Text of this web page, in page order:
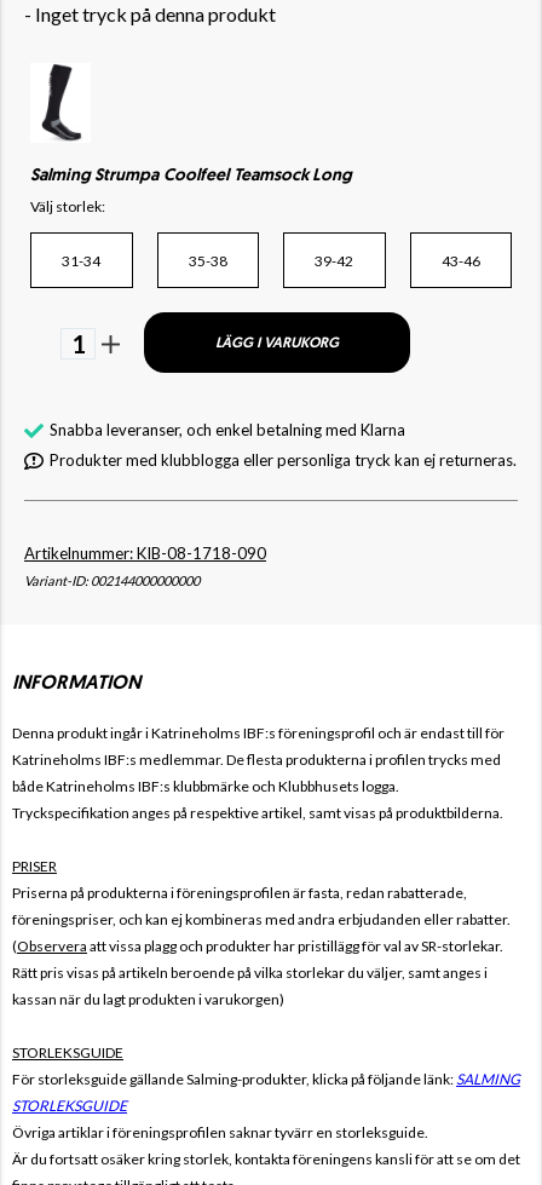
- Inget tryck på denna produkt
Salming Strumpa Coolfeel Teamsock Long
Välj storlek:
31-34 35-38 39-42 43-46
1 LÄGG I VARUKORG
Snabba leveranser, och enkel betalning med Klarna
Produkter med klubblogga eller personliga tryck kan ej returneras.
Artikelnummer: KIB-08-1718-090
Variant-ID: 002144000000000
INFORMATION
Denna produkt ingår i Katrineholms IBF:s föreningsprofil och är endast till för
Katrineholms IBF:s medlemmar. De flesta produkterna i profilen trycks med
bådeKatrineholms IBF:s klubbmärke och Klubbhusets logga.
Tryckspecifikation anges på respektive artikel, samt visas på produktbilderna.
PRISER
Priserna på produkterna i föreningsprofilen är fasta, redan rabatterade,
föreningspriser, och kan ej kombineras med andra erbjudanden eller rabatter.
(Observera att vissa plagg och produkter har pristillägg för val av SR-storlekar.
Rätt pris visas på artikeln beroende på vilka storlekar du väljer, samt anges i
kassan när du lagt produkten i varukorgen)
STORLEKSGUIDE
För storleksguide gällande Salming-produkter, klicka på följande länk:SALMING
STORLEKSGUIDE
Övriga artiklar i föreningsprofilen saknar tyvärr en storleksguide.
Är du fortsatt osäker kring storlek, kontakta föreningens kansli för att se om det